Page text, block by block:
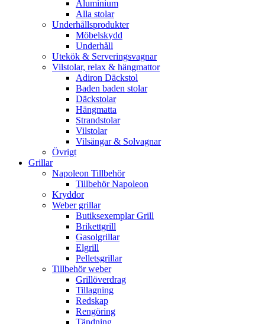
Aluminium
Alla stolar
Underhållsprodukter
Möbelskydd
Underhåll
Utekök & Serveringsvagnar
Vilstolar, relax & hängmattor
Adiron Däckstol
Baden baden stolar
Däckstolar
Hängmatta
Strandstolar
Vilstolar
Vilsängar & Solvagnar
Övrigt
Grillar
Napoleon Tillbehör
Tillbehör Napoleon
Kryddor
Weber grillar
Butiksexemplar Grill
Brikettgrill
Gasolgrillar
Elgrill
Pelletsgrillar
Tillbehör weber
Grillöverdrag
Tillagning
Redskap
Rengöring